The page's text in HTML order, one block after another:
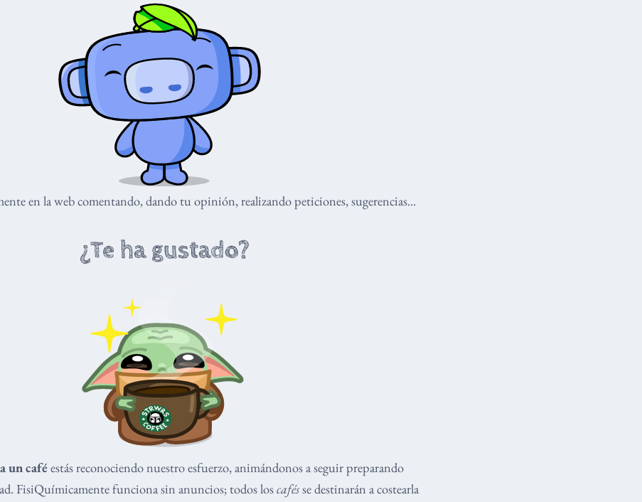
en la web comentando, dando tu opinión, realizando peticiones, sugerencias...
¿Te ha gustado?
un caféestás reconociendo nuestro esfuerzo, animándonos a seguir preparando
FisiQuímicamente funciona sin anuncios; todos loscafésse destinarán a costearla